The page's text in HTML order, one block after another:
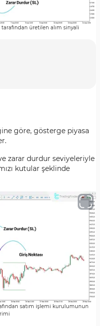
üretilen alım sinyali
göre, gösterge piyasa
zarar durdur seviyeleriyle
kutular şeklinde
satım işlemi kurulumunun